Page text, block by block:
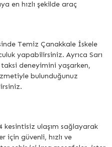
en hızlı şekilde araç
Temiz Çanakkale İskele
yapabilirsiniz. Ayrıca Sarı
deneyimini yaşarken,
bulunduğunuz
ulaşım sağlayarak
için güvenli, hızlı ve